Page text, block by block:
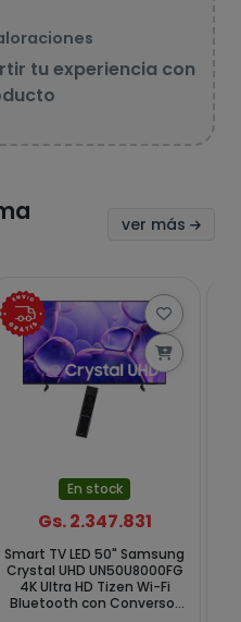
tu experiencia con
ver más
En stock
Gs. 2.347.831
Smart TV LED 50" Samsung
Crystal UHD UN50U8000FG
4K Ultra HD Tizen Wi-Fi
Bluetooth con Conversor